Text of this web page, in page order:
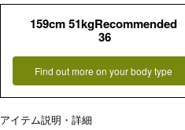
159cm 51kgRecommended
36
Find out more on your body type
アイテム説明・詳細